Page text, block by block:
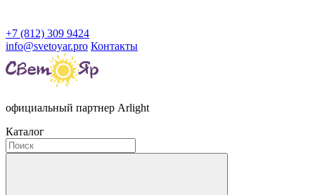
+7 (812) 309 9424
info@svetoyar.pro Контакты
официальный партнер Arlight
Каталог